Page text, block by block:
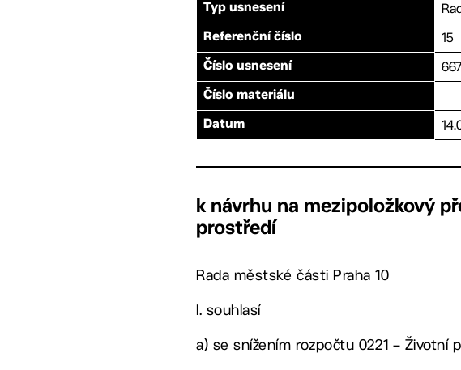
Typ usnesení
Referenční číslo 15
Číslo usnesení 667
Číslo materiálu
Datum
k návrhu na mezipoložkový
prostředí
Rada městské části Praha 10
I. souhlasí
a) se snížením rozpočtu 0221 – Životní